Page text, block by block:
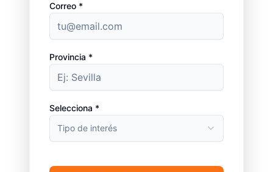
Correo *
Provincia *
Selecciona *
Tipo de interés